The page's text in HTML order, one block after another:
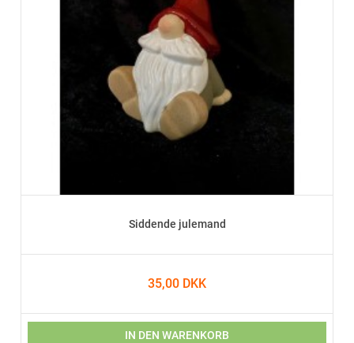
Siddende julemand
35,00 DKK
IN DEN WARENKORB